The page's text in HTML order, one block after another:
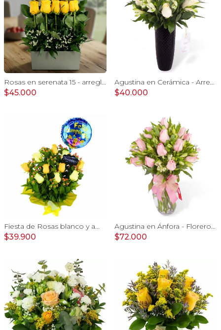
Rosas en serenata 15 - arreglo frontal 15 rosas amarillo
$45.000
Agustina en Cerámica - Arreglo 10 rosas blanco y astromelias
$40.000
Fiesta de Rosas blanco y amarillo - arreglo con rosas, hypericum y globo feliz cumpleaños
$39.900
Agustina en Ánfora - Florero 18 rosas rosadas y astromelias
$72.000